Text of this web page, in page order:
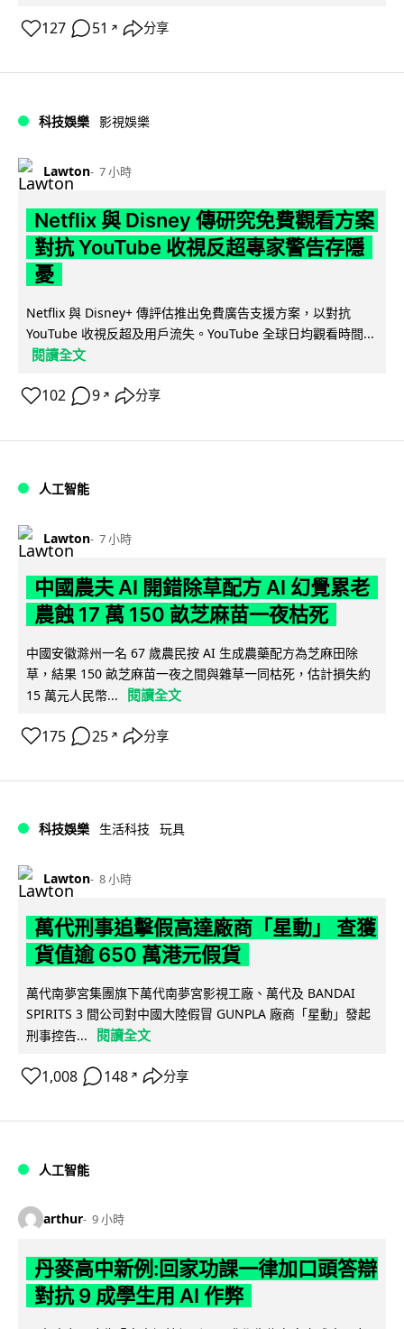
127 51 ↗ 分享
科技娛樂 影視娛樂
Lawton 7 小時
Netflix 與 Disney 傳研究免費觀看方案
對抗 YouTube 收視反超專家警告存隱
憂
Netflix 與 Disney+ 傳評估推出免費廣告支援方案，以對抗
YouTube 收視反超及用戶流失。YouTube 全球日均觀看時間...
閱讀全文
102 9 ↗ 分享
人工智能
Lawton 7 小時
中國農夫 AI 開錯除草配方 AI 幻覺累老
農蝕 17 萬 150 畝芝麻苗一夜枯死
中國安徽滁州一名 67 歲農民按 AI 生成農藥配方為芝麻田除
草，結果 150 畝芝麻苗一夜之間與雜草一同枯死，估計損失約
15 萬元人民幣...
閱讀全文
175 25 ↗ 分享
科技娛樂 生活科技 玩具
Lawton 8 小時
萬代刑事追擊假高達廠商「星動」 查獲
貨值逾 650 萬港元假貨
萬代南夢宮集團旗下萬代南夢宮影視工廠、萬代及 BANDAI
SPIRITS 3 間公司對中國大陸假冒 GUNPLA 廠商「星動」發起
刑事控告...
閱讀全文
1,008 148 ↗ 分享
人工智能
arthur 9 小時
丹麥高中新例:回家功課一律加口頭答辯
對抗 9 成學生用 AI 作弊